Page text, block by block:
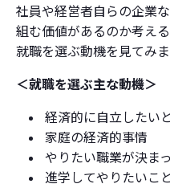
社員や経営者自らの企業
組む価値があるのか考え
就職を選ぶ動機を見てみま
＜就職を選ぶ主な動機＞
経済的に自立したい
家庭の経済的事情
やりたい職業が決ま
進学してやりたいこ